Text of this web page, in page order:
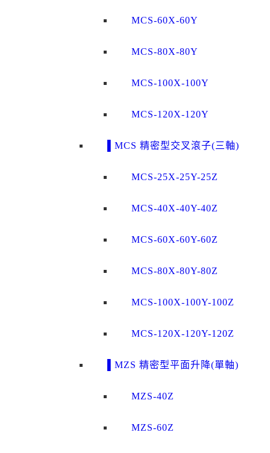
MCS-60X-60Y
MCS-80X-80Y
MCS-100X-100Y
MCS-120X-120Y
▌MCS 精密型交叉滾子(三軸)
MCS-25X-25Y-25Z
MCS-40X-40Y-40Z
MCS-60X-60Y-60Z
MCS-80X-80Y-80Z
MCS-100X-100Y-100Z
MCS-120X-120Y-120Z
▌MZS 精密型平面升降(單軸)
MZS-40Z
MZS-60Z